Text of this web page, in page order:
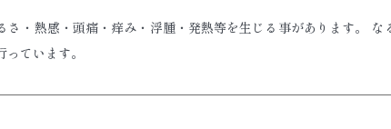
さ・熱感・頭痛・痒み・浮腫・発熱等を生じる事があります。 な
ています。